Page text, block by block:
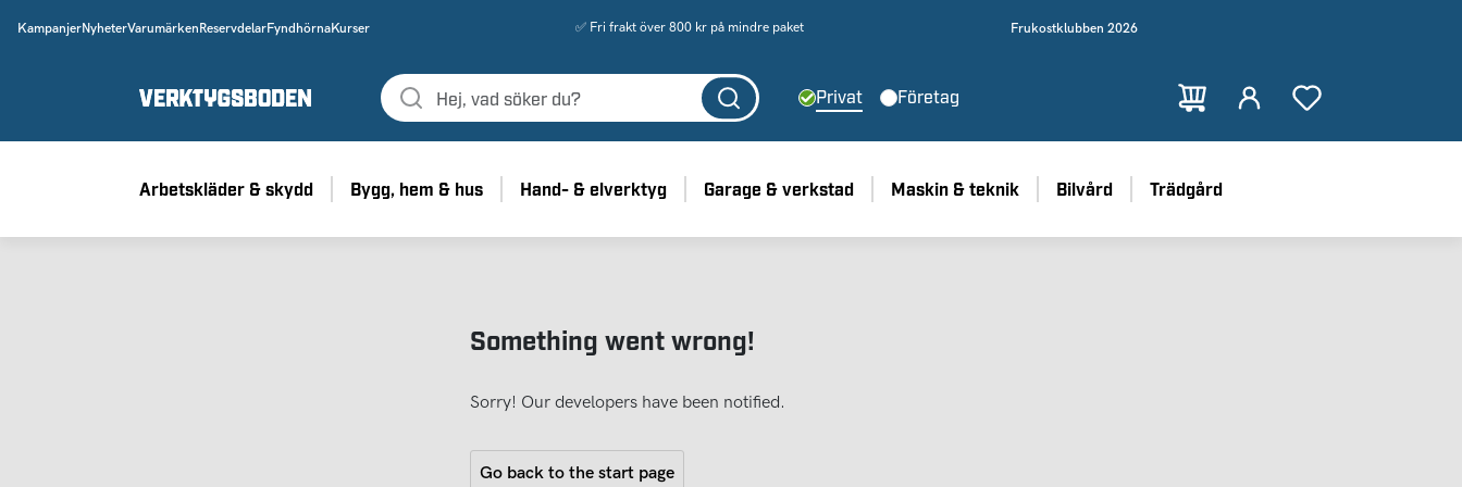
KampanjerNyheterVarumärken ReservdelarFyndhörnaKurser ✅ Fri frakt över 800 kr på mindre paket Frukostklubben 2026
Privat Företag
Arbetskläder & skydd Bygg, hem & hus Hand- & elverktyg Garage & verkstad Maskin & teknik Bilvård Trädgård
Something went wrong!
Sorry! Our developers have been notified.
Go back to the start page